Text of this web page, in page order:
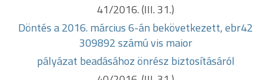
41/2016. (III. 31.)
Döntés a 2016. március 6-án bekövetkezett, ebr42
309892 számú vis maior
pályázat beadásához önrész biztosításáról